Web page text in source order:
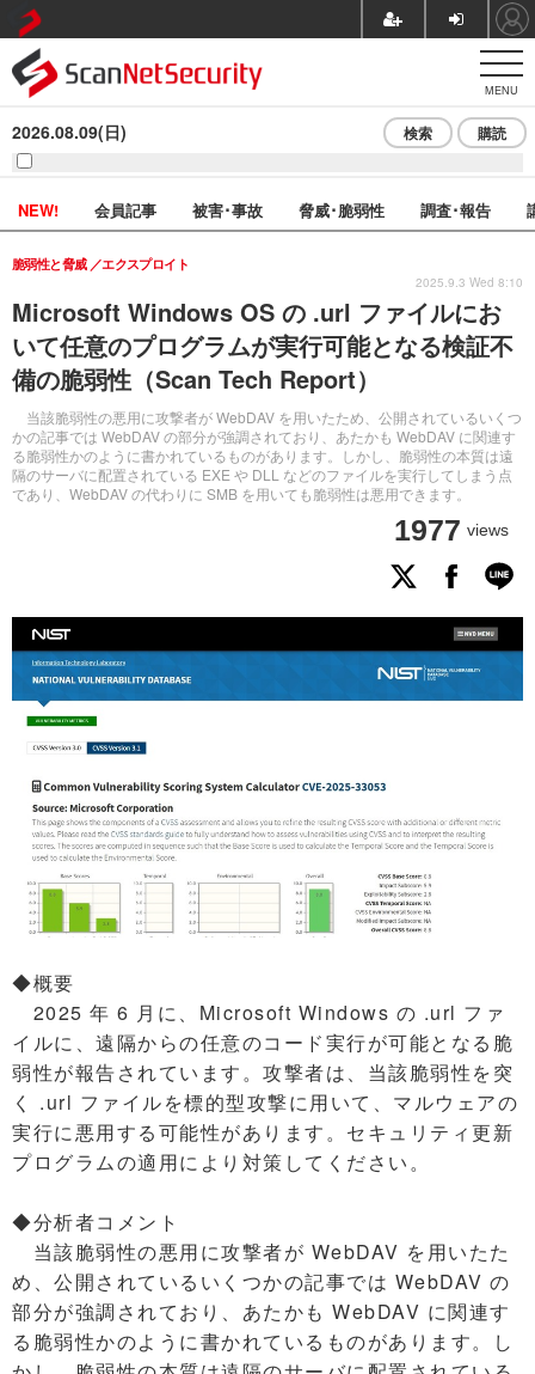
MENU
2026.08.09(日) 検索 購読
NEW! 会員記事 被害･事故 脅威･脆弱性 調査･報告
Microsoft Windows OS の .url ファイルにお
いて任意のプログラムが実行可能となる検証不
備の脆弱性（Scan Tech Report）
当該脆弱性の悪用に攻撃者が WebDAV を用いたため、公開されているいくつ
かの記事では WebDAV の部分が強調されており、あたかも WebDAV に関連す
る脆弱性かのように書かれているものがあります。しかし、脆弱性の本質は遠
隔のサーバに配置されている EXE や DLL などのファイルを実行してしまう点
であり、WebDAV の代わりに SMB を用いても脆弱性は悪用できます。
脆弱性と脅威 エクスプロイト
1977 views
2025.9.3 Wed 8:10
◆概要
2025 年 6 月に、Microsoft Windows の .url ファ
イルに、遠隔からの任意のコード実行が可能となる脆
弱性が報告されています。攻撃者は、当該脆弱性を突
く .url ファイルを標的型攻撃に用いて、マルウェアの
実行に悪用する可能性があります。セキュリティ更新
プログラムの適用により対策してください。
◆分析者コメント
当該脆弱性の悪用に攻撃者が WebDAV を用いたた
め、公開されているいくつかの記事では WebDAV の
部分が強調されており、あたかも WebDAV に関連す
る脆弱性かのように書かれているものがあります。し